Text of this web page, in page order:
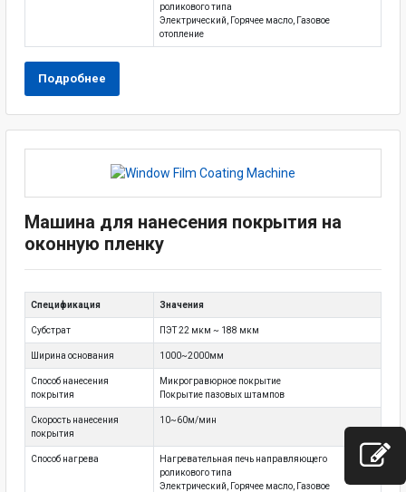
роликового типа
Электрический, Горячее масло, Газовое
отопление
Подробнее
Машина для нанесения покрытия на
оконную пленку
Спецификация Значения
Субстрат ПЭТ 22 мкм ~ 188 мкм
Ширина основания 1000~2000мм
Способ нанесения
покрытия
Микрогравюрное покрытие
Покрытие пазовых штампов
Скорость нанесения
покрытия
10~60м/мин
Способ нагрева
Нагревательная печь направляющего
роликового типа
Электрический, Горячее масло, Газовое